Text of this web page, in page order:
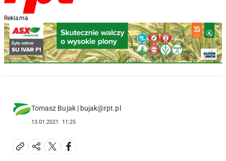
Reklama
Tomasz Bujak | bujak@rpt.pl
13.01.2021 11:25